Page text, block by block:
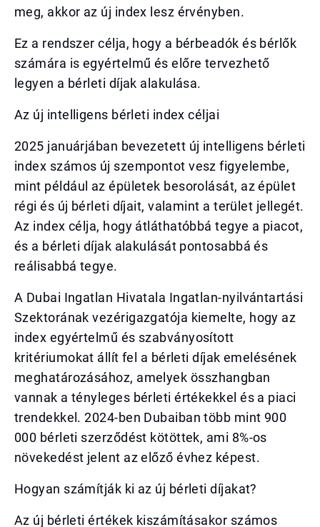
meg, akkor az új index lesz érvényben.
Ez a rendszer célja, hogy a bérbeadók és bérlők
számára is egyértelmű és előre tervezhető
legyen a bérleti díjak alakulása.
Az új intelligens bérleti index céljai
2025 januárjában bevezetett új intelligens bérleti
index számos új szempontot vesz figyelembe,
mint például az épületek besorolását, az épület
régi és új bérleti díjait, valamint a terület jellegét.
Az index célja, hogy átláthatóbbá tegye a piacot,
és a bérleti díjak alakulását pontosabbá és
reálisabbá tegye.
A Dubai Ingatlan Hivatala Ingatlan-nyilvántartási
Szektorának vezérigazgatója kiemelte, hogy az
index egyértelmű és szabványosított
kritériumokat állít fel a bérleti díjak emelésének
meghatározásához, amelyek összhangban
vannak a tényleges bérleti értékekkel és a piaci
trendekkel. 2024-ben Dubaiban több mint 900
000 bérleti szerződést kötöttek, ami 8%-os
növekedést jelent az előző évhez képest.
Hogyan számítják ki az új bérleti díjakat?
Az új bérleti értékek kiszámításakor számos